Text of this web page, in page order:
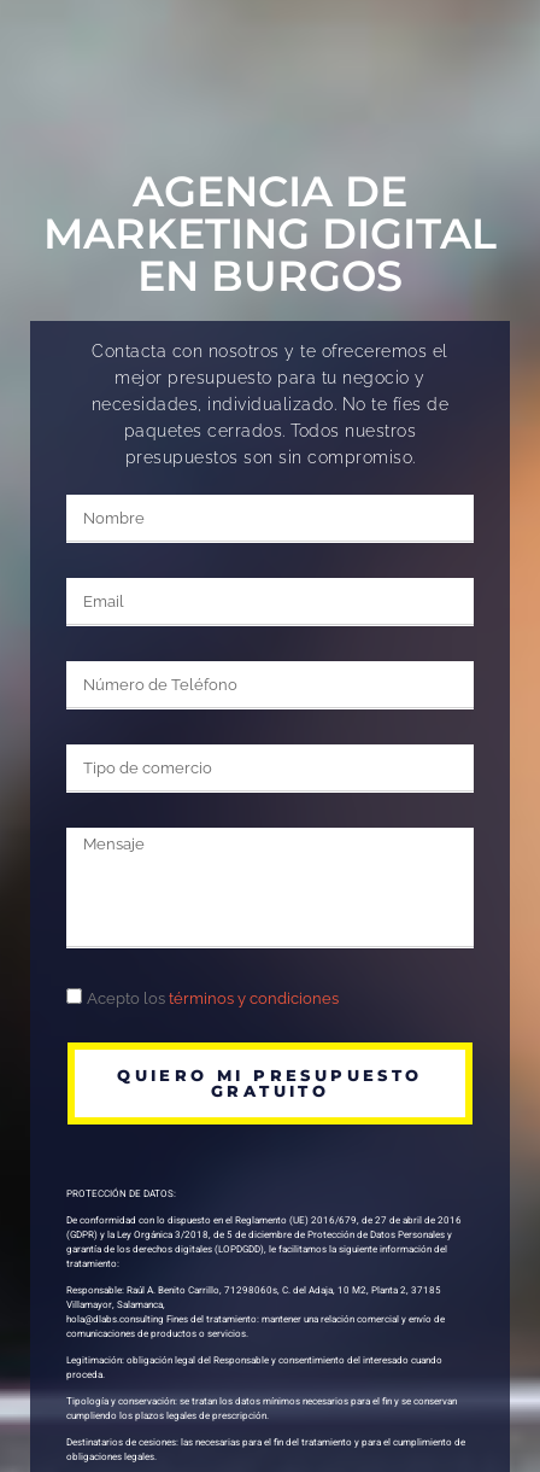
AGENCIA DE
MARKETING DIGITAL
EN BURGOS
Contacta con nosotros y te ofreceremos el
mejor presupuesto para tu negocio y
necesidades, individualizado. No te fíes de
paquetes cerrados. Todos nuestros
presupuestos son sin compromiso.
Acepto los términos y condiciones
QUIERO MI PRESUPUESTO
GRATUITO
PROTECCIÓN DE DATOS:
De conformidad con lo dispuesto en el Reglamento (UE) 2016/679, de 27 de abril de 2016
(GDPR) y la Ley Orgánica 3/2018, de 5 de diciembre de Protección de Datos Personales y
garantía de los derechos digitales (LOPDGDD), le facilitamos la siguiente información del
tratamiento:
Responsable: Raúl A. Benito Carrillo, 71298060s, C. del Adaja, 10 M2, Planta 2, 37185
Villamayor, Salamanca,
hola@dlabs.consulting Fines del tratamiento: mantener una relación comercial y envío de
comunicaciones de productos o servicios.
Legitimación: obligación legal del Responsable y consentimiento del interesado cuando
proceda.
Tipología y conservación: se tratan los datos mínimos necesarios para el fin y se conservan
cumpliendo los plazos legales de prescripción.
Destinatarios de cesiones: las necesarias para el fin del tratamiento y para el cumplimiento de
obligaciones legales.